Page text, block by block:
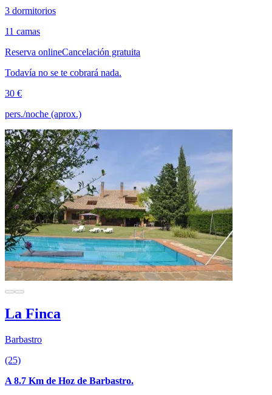
3 dormitorios
11 camas
Reserva onlineCancelación gratuita
Todavía no se te cobrará nada.
30 €
pers./noche (aprox.)
La Finca
Barbastro
(25)
A 8.7 Km de Hoz de Barbastro.